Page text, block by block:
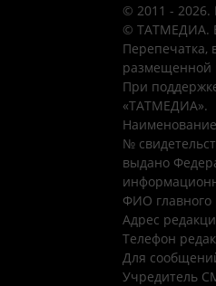
© 2011 -
© ТАТМЕДИА.
Перепечатка,
размещенной
При
«ТАТМЕДИА».
№
выдано
ФИО главного
Адрес
Телефон
Для
Учредитель